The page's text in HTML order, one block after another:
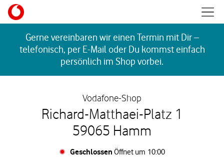
Skip to content
Gerne vereinbaren wir einen Termin mit Dir –
telefonisch, per E-Mail oder Du kommst einfach
persönlich im Shop vorbei.
Vodafone-Shop
Richard-Matthaei-Platz 1
59065 Hamm
Geschlossen Öffnet um 10:00